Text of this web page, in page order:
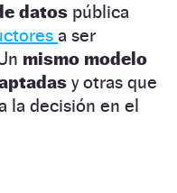
datos pública
a ser
mismo modelo
y otras que
la decisión en el